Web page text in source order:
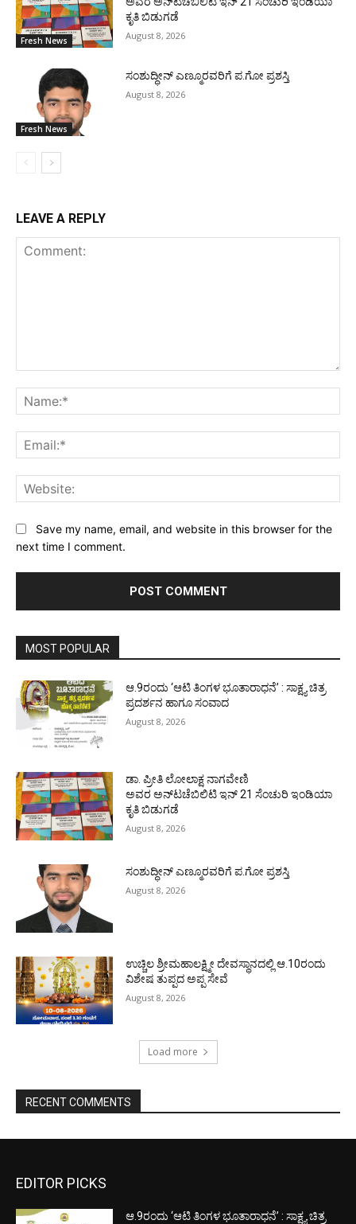
Fresh News
ಕೃತಿ ಬಿಡುಗಡೆ
August 8, 2026
Fresh News
ಸಂಶುದ್ಧೀನ್ ಎಣ್ಮೂರವರಿಗೆ ಪ.ಗೋ ಪ್ರಶಸ್ತಿ
August 8, 2026
LEAVE A REPLY
Save my name, email, and website in this browser for the
next time I comment.
MOST POPULAR
ಆ.9ರಂದು ‘ಆಟಿ ತಿಂಗಳ ಭೂತಾರಾಧನೆ’ : ಸಾಕ್ಷ್ಯ ಚಿತ್ರ
ಪ್ರದರ್ಶನ ಹಾಗೂ ಸಂವಾದ
August 8, 2026
ಡಾ. ಪ್ರೀತಿ ಲೋಲಾಕ್ಷ ನಾಗವೇಣಿ
ಅವರ ಅನ್‌ಟಚೆಬಿಲಿಟಿ ಇನ್ 21 ಸೆಂಚುರಿ ಇಂಡಿಯಾ
ಕೃತಿ ಬಿಡುಗಡೆ
August 8, 2026
ಸಂಶುದ್ಧೀನ್ ಎಣ್ಮೂರವರಿಗೆ ಪ.ಗೋ ಪ್ರಶಸ್ತಿ
August 8, 2026
ಉಚ್ಚಿಲ ಶ್ರೀಮಹಾಲಕ್ಷ್ಮೀ ದೇವಸ್ಥಾನದಲ್ಲಿ ಆ.10ರಂದು
ವಿಶೇಷ ತುಪ್ಪದ ಅಪ್ಪ ಸೇವೆ
August 8, 2026
Load more
RECENT COMMENTS
EDITOR PICKS
ಆ.9ರಂದು ‘ಆಟಿ ತಿಂಗಳ ಭೂತಾರಾಧನೆ’ : ಸಾಕ್ಷ್ಯ ಚಿತ್ರ